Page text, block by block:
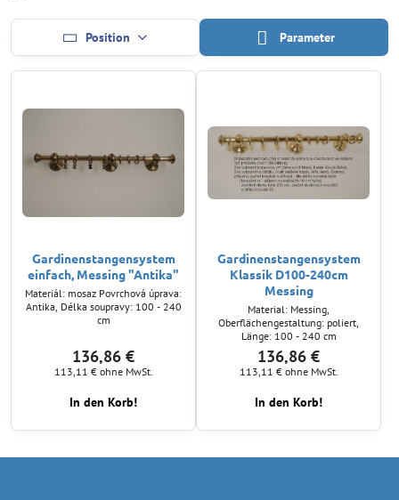
Position Parameter
Gardinenstangensystem
einfach, Messing "Antika"
Materiál: mosaz Povrchová úprava:
Antika, Délka soupravy: 100 - 240
cm
136,86 €
113,11 € ohne MwSt.
In den Korb!
Gardinenstangensystem
Klassik D100-240cm
Messing
Material: Messing,
Oberflächengestaltung: poliert,
Länge: 100 - 240 cm
136,86 €
113,11 € ohne MwSt.
In den Korb!